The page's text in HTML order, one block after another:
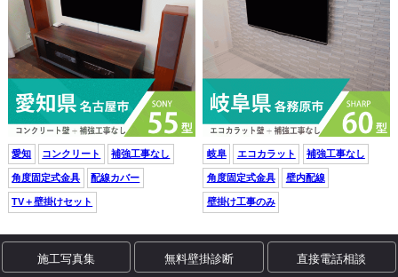
愛知 コンクリート 補強工事なし
角度固定式金具 配線カバー
TV＋壁掛けセット
岐阜 エコカラット 補強工事なし
角度固定式金具 壁内配線
壁掛け工事のみ
W8112 施工事例
施工写真集 無料壁掛診断 直接電話相談